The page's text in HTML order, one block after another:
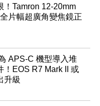
！Tamron 12-20mm
片幅超廣角變焦鏡正
APS-C 機型導入堆
！EOS R7 Mark II 或
升級